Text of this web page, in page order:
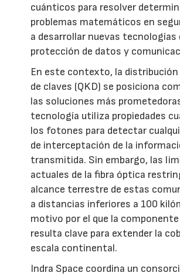
cuánticos para resolver
problemas matemáticos en
a desarrollar nuevas tecnologías
protección de datos y
En este contexto, la
de claves (QKD) se posiciona
las soluciones más
tecnología utiliza propiedades
los fotones para detectar
de interceptación de la
transmitida. Sin embargo, las
actuales de la fibra óptica
alcance terrestre de estas
a distancias inferiores a 100
motivo por el que la
resulta clave para extender la
escala continental.
Indra Space coordina un